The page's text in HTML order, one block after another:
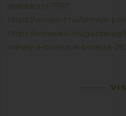
dijatadorol-7767
https://vinoport.hu/tema/a-
https://www.veol.hu/
mihaly-a-boraszok-borasza-